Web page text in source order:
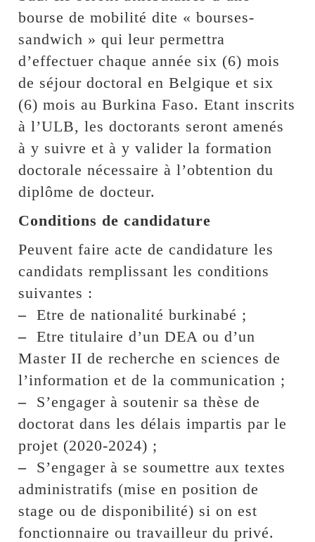
bourse de mobilité dite « bourses-
sandwich » qui leur permettra
d’effectuer chaque année six (6) mois
de séjour doctoral en Belgique et six
(6) mois au Burkina Faso. Etant inscrits
à l’ULB, les doctorants seront amenés
à y suivre et à y valider la formation
doctorale nécessaire à l’obtention du
diplôme de docteur.
Conditions de candidature
Peuvent faire acte de candidature les
candidats remplissant les conditions
suivantes :
– Etre de nationalité burkinabé ;
– Etre titulaire d’un DEA ou d’un
Master II de recherche en sciences de
l’information et de la communication ;
– S’engager à soutenir sa thèse de
doctorat dans les délais impartis par le
projet (2020-2024) ;
– S’engager à se soumettre aux textes
administratifs (mise en position de
stage ou de disponibilité) si on est
fonctionnaire ou travailleur du privé.